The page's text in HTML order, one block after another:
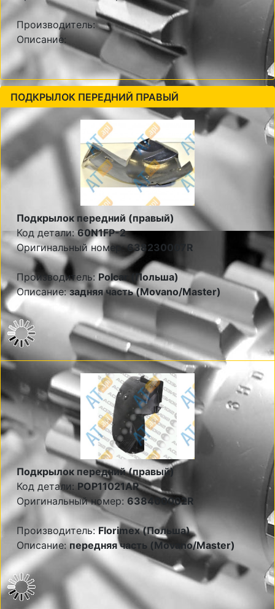
Производитель:
Описание:
ПОДКРЫЛОК ПЕРЕДНИЙ ПРАВЫЙ
Подкрылок передний (правый)
Код детали:60N1FP-2
Оригинальный номер:638230007R
Производитель: Polcar (Польша)
Описание:задняя часть (Movano/Master)
Подкрылок передний (правый)
Код детали:POP11021AR
Оригинальный номер: 638400002R
Производитель:Florimex (Польша)
Описание:передняя часть (Movano/Master)